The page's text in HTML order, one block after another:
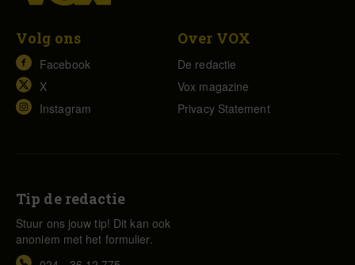
Volg ons
Facebook
X
Instagram
Over VOX
De redactie
Vox magazine
Privacy Statement
Tip de redactie
Stuur ons jouw tip! Dit kan ook
anoniem met het formulier.